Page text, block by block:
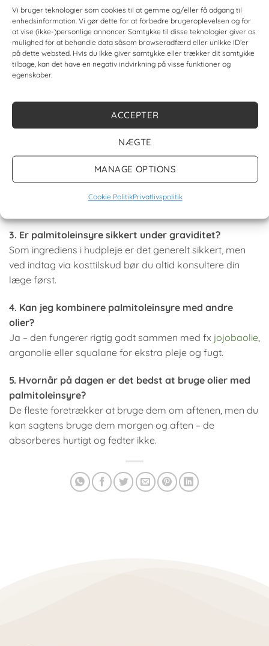
Vi bruger teknologier som cookies til at gemme og/eller få adgang til
enhedsinformation. Vi gør dette for at forbedre brugeroplevelsen og for
at vise (ikke-)personlige annoncer. Samtykke til disse teknologier giver os
mulighed for at behandle data såsom browseradfærd eller unikke ID’er
på dette websted. Hvis du ikke giver samtykke eller trækker dit samtykke
tilbage, kan det have en negativ indvirkning på visse funktioner og
egenskaber.
ACCEPTER
NÆGTE
MANAGE OPTIONS
Cookie PolitikPrivatlivspolitik
havtornkerneoliei absolut højeste kvalitet – 100% rene,
koldpressede og uden tilsætningsstoffer. Prøv det selv,
og mærk forskellen 🌿
1. Er palmitoleinsyre godt til fedtet hud?
Ja – det kan faktisk hjælpe med at balancere hudens
2. Kan jeg bruge palmitoleinsyre dagligt?
Absolut. Både macadamia- og havtornolie kan bruges
3. Er palmitoleinsyre sikkert under graviditet?
Som ingrediens i hudpleje er det generelt sikkert, men
ved indtag via kosttilskud bør du altid konsultere din
læge først.
4. Kan jeg kombinere palmitoleinsyre med andre
olier?
Ja – den fungerer rigtig godt sammen med fx jojobaolie,
arganolie eller squalane for ekstra pleje og fugt.
5. Hvornår på dagen er det bedst at bruge olier med
palmitoleinsyre?
De fleste foretrækker at bruge dem om aftenen, men du
kan sagtens bruge dem morgen og aften – de
absorberes hurtigt og fedter ikke.